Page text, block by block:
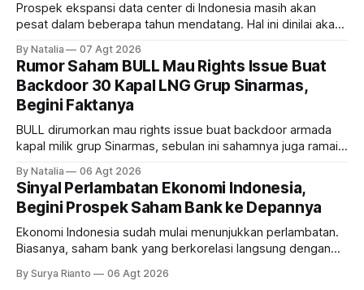
Prospek ekspansi data center di Indonesia masih akan
pesat dalam beberapa tahun mendatang. Hal ini dinilai akan
estate, ada siapa saja mereka?
By Natalia 07 Agt 2026
Rumor Saham BULL Mau Rights Issue Buat
Backdoor 30 Kapal LNG Grup Sinarmas,
Begini Faktanya
BULL dirumorkan mau rights issue buat backdoor armada
kapal milik grup Sinarmas, sebulan ini sahamnya juga ramai
masih menarik dilirik?
By Natalia 06 Agt 2026
Sinyal Perlambatan Ekonomi Indonesia,
Begini Prospek Saham Bank ke Depannya
Ekonomi Indonesia sudah mulai menunjukkan perlambatan.
Biasanya, saham bank yang berkorelasi langsung dengan
bank ke depannya?
By Surya Rianto 06 Agt 2026